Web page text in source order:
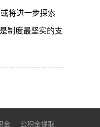
将进一步探索
制度最坚实的支
金 公积金提取